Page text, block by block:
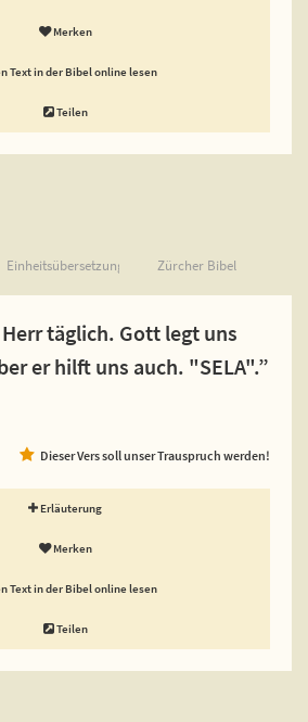
Merken
Text in der Bibel online lesen
Teilen
Einheitsübersetzung Zürcher Bibel
täglich. Gott legt uns
er hilft uns auch. "SELA".”
Dieser Vers soll unser Trauspruch werden!
Erläuterung
Merken
Text in der Bibel online lesen
Teilen